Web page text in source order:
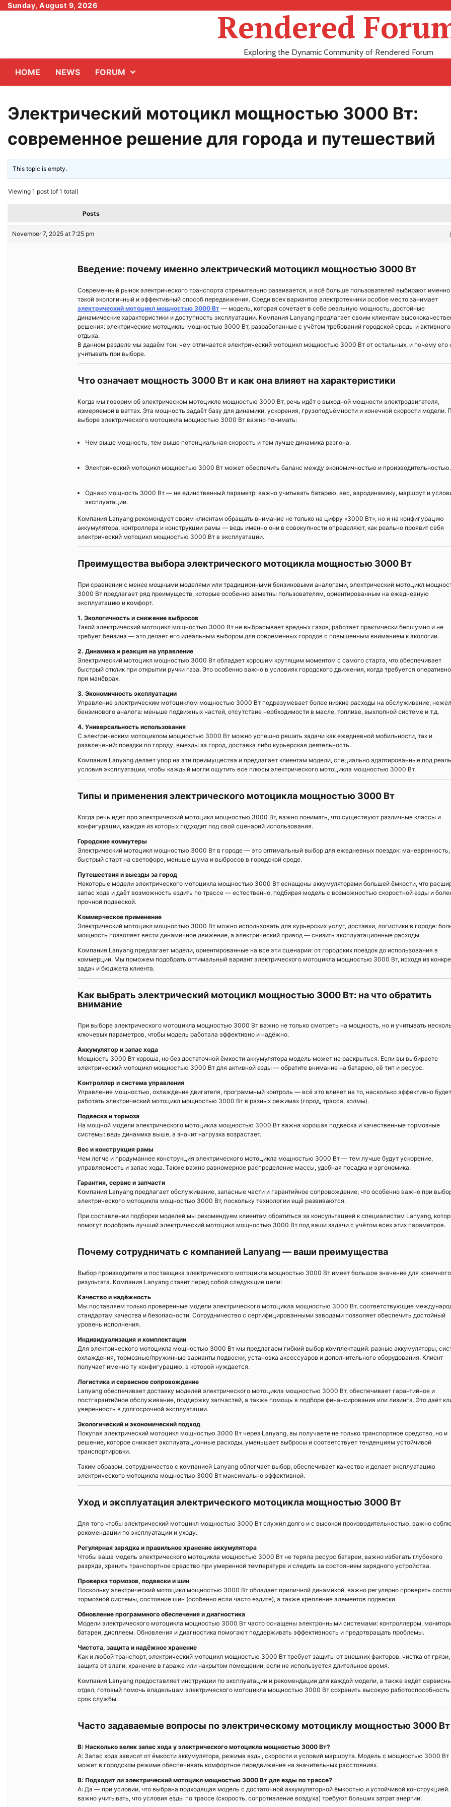
SkipSunday, August 9, 2026
Rendered
Exploring the Dynamic Community of Rendered Forum
HOME NEWS FORUM
Электрический мотоцикл мощностью 3000 Вт:
современное решение для города и путешествий
This topic is empty.
Viewing 1 post (of 1 total)
Posts
November 7, 2025 at 7:25 pm
Введение: почему именно электрический мотоцикл мощностью 3000 Вт
Современный рынок электрического транспорта стремительно развивается, и всё больше пользователей выбирают именно
такой экологичный и эффективный способ передвижения. Среди всех вариантов электротехники особое место занимает
электрический мотоцикл мощностью 3000 Вт — модель, которая сочетает в себе реальную мощность, достойные
динамические характеристики и доступность эксплуатации. Компания Lanyang предлагает своим клиентам
решения: электрические мотоциклы мощностью 3000 Вт, разработанные с учётом требований городской среды и активного
отдыха.
В данном разделе мы задаём тон: чем отличается электрический мотоцикл мощностью 3000 Вт от остальных, и почему его
учитывать при выборе.
Что означает мощность 3000 Вт и как она влияет на характеристики
Когда мы говорим об электрическом мотоцикле мощностью 3000 Вт, речь идёт о выходной мощности электродвигателя,
измеряемой в ваттах. Эта мощность задаёт базу для динамики, ускорения, грузоподъёмности и конечной скорости модели.
выборе электрического мотоцикла мощностью 3000 Вт важно понимать:
Чем выше мощность, тем выше потенциальная скорость и тем лучше динамика разгона.
Электрический мотоцикл мощностью 3000 Вт может обеспечить баланс между экономичностью и производительностью.
Однако мощность 3000 Вт — не единственный параметр: важно учитывать батарею, вес, аэродинамику, маршрут и
эксплуатации.
Компания Lanyang рекомендует своим клиентам обращать внимание не только на цифру «3000 Вт», но и на конфигурацию
аккумулятора, контроллера и конструкции рамы — ведь именно они в совокупности определяют, как реально проявит себя
электрический мотоцикл мощностью 3000 Вт в эксплуатации.
Преимущества выбора электрического мотоцикла мощностью 3000 Вт
При сравнении с менее мощными моделями или традиционными бензиновыми аналогами, электрический мотоцикл
3000 Вт предлагает ряд преимуществ, которые особенно заметны пользователям, ориентированным на ежедневную
эксплуатацию и комфорт.
1. Экологичность и снижение выбросов
Такой электрический мотоцикл мощностью 3000 Вт не выбрасывает вредных газов, работает практически бесшумно и не
требует бензина — это делает его идеальным выбором для современных городов с повышенным вниманием к экологии.
2. Динамика и реакция на управление
Электрический мотоцикл мощностью 3000 Вт обладает хорошим крутящим моментом с самого старта, что обеспечивает
быстрый отклик при открытии ручки газа. Это особенно важно в условиях городского движения, когда требуется
при манёврах.
3. Экономичность эксплуатации
Управление электрическим мотоциклом мощностью 3000 Вт подразумевает более низкие расходы на обслуживание,
бензинового аналога: меньше подвижных частей, отсутствие необходимости в масле, топливе, выхлопной системе и т.д.
4. Универсальность использования
С электрическим мотоциклом мощностью 3000 Вт можно успешно решать задачи как ежедневной мобильности, так и
развлечений: поездки по городу, выезды за город, доставка либо курьерская деятельность.
Компания Lanyang делает упор на эти преимущества и предлагает клиентам модели, специально адаптированные под
условия эксплуатации, чтобы каждый могли ощутить все плюсы электрического мотоцикла мощностью 3000 Вт.
Типы и применения электрического мотоцикла мощностью 3000 Вт
Когда речь идёт про электрический мотоцикл мощностью 3000 Вт, важно понимать, что существуют различные классы и
конфигурации, каждая из которых подходит под свой сценарий использования.
Городские коммутеры
Электрический мотоцикл мощностью 3000 Вт в городе — это оптимальный выбор для ежедневных поездок: маневренность,
быстрый старт на светофоре, меньше шума и выбросов в городской среде.
Путешествия и выезды за город
Некоторые модели электрического мотоцикла мощностью 3000 Вт оснащены аккумуляторами большей ёмкости, что
запас хода и даёт возможность ездить по трассе — естественно, подбирая модель с возможностью скоростной езды и
прочной подвеской.
Коммерческое применение
Электрический мотоцикл мощностью 3000 Вт можно использовать для курьерских услуг, доставки, логистики в городе:
мощность позволяет вести динамичное движение, а электрический привод — снизить эксплуатационные расходы.
Компания Lanyang предлагает модели, ориентированные на все эти сценарии: от городских поездок до использования в
коммерции. Мы поможем подобрать оптимальный вариант электрического мотоцикла мощностью 3000 Вт, исходя из
задач и бюджета клиента.
Как выбрать электрический мотоцикл мощностью 3000 Вт: на что обратить
внимание
При выборе электрического мотоцикла мощностью 3000 Вт важно не только смотреть на мощность, но и учитывать
ключевых параметров, чтобы модель работала эффективно и надёжно.
Аккумулятор и запас хода
Мощность 3000 Вт хороша, но без достаточной ёмкости аккумулятора модель может не раскрыться. Если вы выбираете
электрический мотоцикл мощностью 3000 Вт для активной езды — обратите внимание на батарею, её тип и ресурс.
Контроллер и система управления
Управление мощностью, охлаждение двигателя, программный контроль — всё это влияет на то, насколько эффективно будет
работать электрический мотоцикл мощностью 3000 Вт в разных режимах (город, трасса, холмы).
Подвеска и тормоза
На мощной модели электрического мотоцикла мощностью 3000 Вт важна хорошая подвеска и качественные тормозные
системы: ведь динамика выше, а значит нагрузка возрастает.
Вес и конструкция рамы
Чем легче и продуманнее конструкция электрического мотоцикла мощностью 3000 Вт — тем лучше будут ускорение,
управляемость и запас хода. Также важно равномерное распределение массы, удобная посадка и эргономика.
Гарантия, сервис и запчасти
Компания Lanyang предлагает обслуживание, запасные части и гарантийное сопровождение, что особенно важно при
электрического мотоцикла мощностью 3000 Вт, поскольку технологии ещё развиваются.
При составлении подборки моделей мы рекомендуем клиентам обратиться за консультацией к специалистам Lanyang,
помогут подобрать лучший электрический мотоцикл мощностью 3000 Вт под ваши задачи с учётом всех этих параметров.
Почему сотрудничать с компанией Lanyang — ваши преимущества
Выбор производителя и поставщика электрического мотоцикла мощностью 3000 Вт имеет большое значение для конечного
результата. Компания Lanyang ставит перед собой следующие цели:
Качество и надёжность
Мы поставляем только проверенные модели электрического мотоцикла мощностью 3000 Вт, соответствующие
стандартам качества и безопасности. Сотрудничество с сертифицированными заводами позволяет обеспечить достойный
уровень исполнения.
Индивидуализация и комплектации
Для электрического мотоцикла мощностью 3000 Вт мы предлагаем гибкий выбор комплектаций: разные аккумуляторы,
охлаждения, тормозные/пружинные варианты подвески, установка аксессуаров и дополнительного оборудования. Клиент
получает именно ту конфигурацию, в которой нуждается.
Логистика и сервисное сопровождение
Lanyang обеспечивает доставку моделей электрического мотоцикла мощностью 3000 Вт, обеспечивает гарантийное и
постгарантийное обслуживание, поддержку запчастей, а также помощь в подборе финансирования или лизинга. Это даёт
уверенность в долгосрочной эксплуатации.
Экологический и экономический подход
Покупая электрический мотоцикл мощностью 3000 Вт через Lanyang, вы получаете не только транспортное средство, но и
решение, которое снижает эксплуатационные расходы, уменьшает выбросы и соответствует тенденциям устойчивой
транспортировки.
Таким образом, сотрудничество с компанией Lanyang облегчает выбор, обеспечивает качество и делает эксплуатацию
электрического мотоцикла мощностью 3000 Вт максимально эффективной.
Уход и эксплуатация электрического мотоцикла мощностью 3000 Вт
Для того чтобы электрический мотоцикл мощностью 3000 Вт служил долго и с высокой производительностью, важно
рекомендации по эксплуатации и уходу.
Регулярная зарядка и правильное хранение аккумулятора
Чтобы ваша модель электрического мотоцикла мощностью 3000 Вт не теряла ресурс батареи, важно избегать глубокого
разряда, хранить транспортное средство при умеренной температуре и следить за состоянием зарядного устройства.
Проверка тормозов, подвески и шин
Поскольку электрический мотоцикл мощностью 3000 Вт обладает приличной динамикой, важно регулярно проверять
тормозной системы, состояние шин (особенно если часто ездите), а также крепление элементов подвески.
Обновление программного обеспечения и диагностика
Модели электрического мотоцикла мощностью 3000 Вт часто оснащены электронными системами: контроллером,
батареи, дисплеем. Обновления и диагностика помогают поддерживать эффективность и предотвращать проблемы.
Чистота, защита и надёжное хранение
Как и любой транспорт, электрический мотоцикл мощностью 3000 Вт требует защиты от внешних факторов: чистка от грязи,
защита от влаги, хранение в гараже или накрытом помещении, если не используется длительное время.
Компания Lanyang предоставляет инструкции по эксплуатации и рекомендации для каждой модели, а также ведёт
отдел, готовый помочь владельцам электрического мотоцикла мощностью 3000 Вт сохранить высокую работоспособность
срок службы.
Часто задаваемые вопросы по электрическому мотоциклу мощностью 3000 Вт
В: Насколько велик запас хода у электрического мотоцикла мощностью 3000 Вт?
А: Запас хода зависит от ёмкости аккумулятора, режима езды, скорости и условий маршрута. Модель с мощностью 3000 Вт
может в городском режиме обеспечивать комфортное передвижение на значительных расстояниях.
В: Подходит ли электрический мотоцикл мощностью 3000 Вт для езды по трассе?
А: Да — при условии, что выбрана подходящая модель с достаточной аккумуляторной ёмкостью и устойчивой
важно учитывать, что условия езды по трассе (скорость, сопротивление воздуха) требуют больших затрат энергии.